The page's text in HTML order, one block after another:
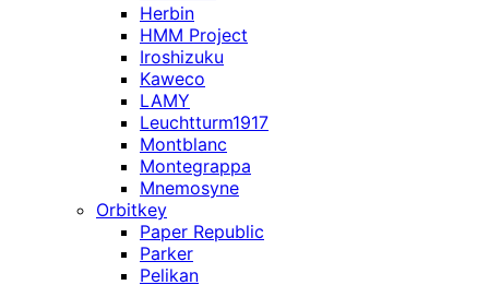
Herbin
HMM Project
Iroshizuku
Kaweco
LAMY
Leuchtturm1917
Montblanc
Montegrappa
Mnemosyne
Orbitkey
Paper Republic
Parker
Pelikan